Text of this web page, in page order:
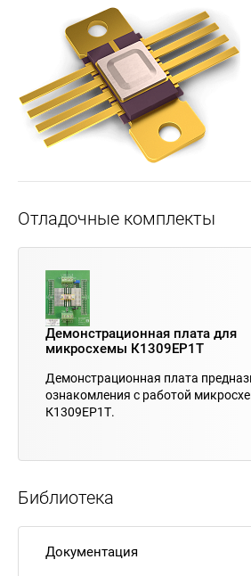
Отладочные комплекты
Демонстрационная плата для
микросхемы К1309ЕР1Т
Демонстрационная плата
ознакомления с работой
К1309ЕР1Т.
Библиотека
Документация